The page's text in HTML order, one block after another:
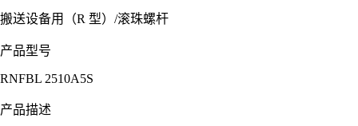
搬送设备用（R 型） /滚珠螺杆
产品型号
RNFBL 2510A5S
产品描述